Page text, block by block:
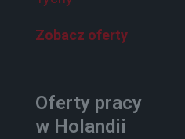
Zobacz oferty
Oferty pracy
w Holandii